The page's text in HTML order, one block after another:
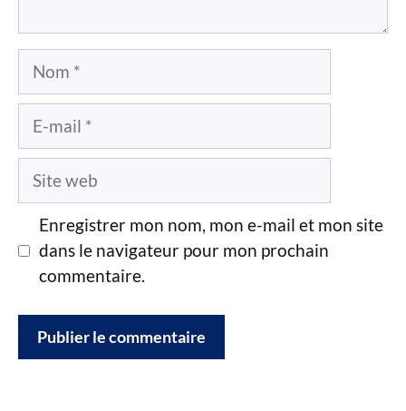
Nom
Site
Enregistrer mon nom, mon e-mail et mon site
dans le navigateur pour mon prochain
commentaire.